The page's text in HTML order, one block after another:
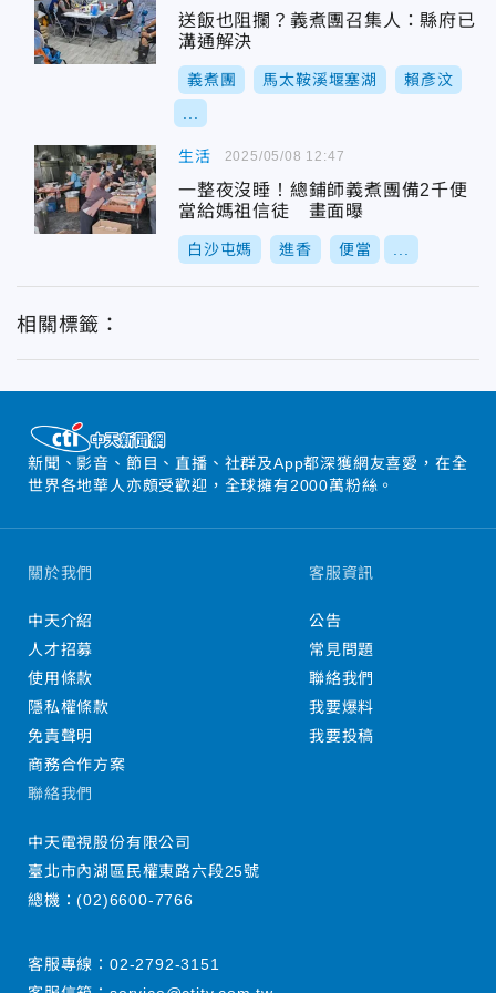
送飯也阻攔？義煮團召集人：縣府已
溝通解決
義煮團 馬太鞍溪堰塞湖 賴彥汶
生活
一整夜沒睡！總鋪師義煮團備2千便
當給媽祖信徒 畫面曝
白沙屯媽 進香 便當
2025/05/08 12:47
相關標籤：
新聞、影音、節目、直播、社群及App都深獲網友喜愛，在全
世界各地華人亦頗受歡迎，全球擁有2000萬粉絲。
關於我們
中天介紹
人才招募
使用條款
隱私權條款
免責聲明
商務合作方案
客服資訊
公告
常見問題
聯絡我們
我要爆料
我要投稿
聯絡我們
中天電視股份有限公司
臺北市內湖區民權東路六段25號
總機：(02)6600-7766
客服專線： 02-2792-3151